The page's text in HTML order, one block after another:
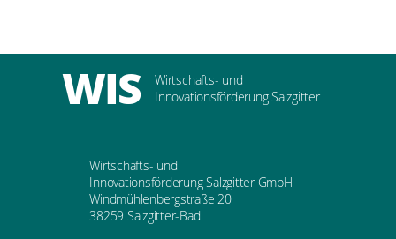
WIS
Wirtschafts- und
Innovationsförderung Salzgitter
Wirtschafts- und
Innovationsförderung Salzgitter GmbH
Windmühlenbergstraße 20
38259 Salzgitter-Bad